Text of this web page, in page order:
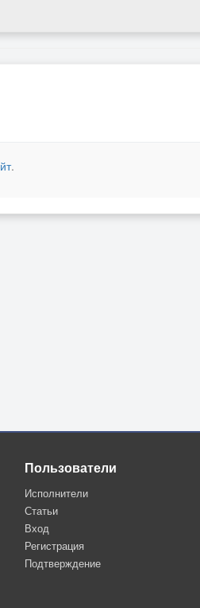
.
Пользователи
Исполнители
Статьи
Вход
Регистрация
Подтверждение